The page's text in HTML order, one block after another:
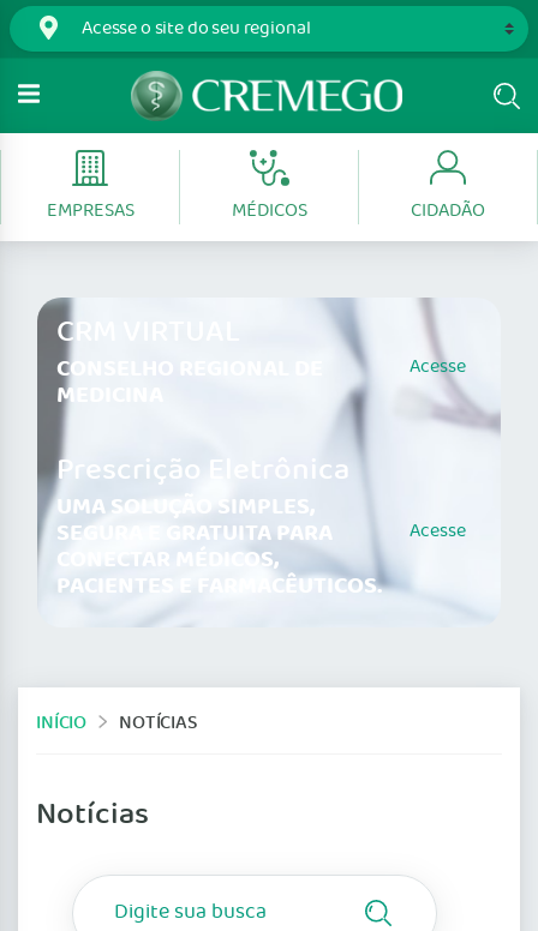
EMPRESAS MÉDICOS CIDADÃO
CRM VIRTUAL
CONSELHO REGIONAL DE
MEDICINA
Acesse
Prescrição Eletrônica
UMA SOLUÇÃO SIMPLES,
SEGURA E GRATUITA PARA
CONECTAR MÉDICOS,
PACIENTES E FARMACÊUTICOS.
Acesse
INÍCIO NOTÍCIAS
Notícias